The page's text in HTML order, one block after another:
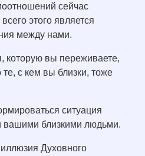
сейчас
этого является
между нами.
которую вы переживаете,
с кем вы близки, тоже
ситуация
вашими близкими людьми.
Духовного